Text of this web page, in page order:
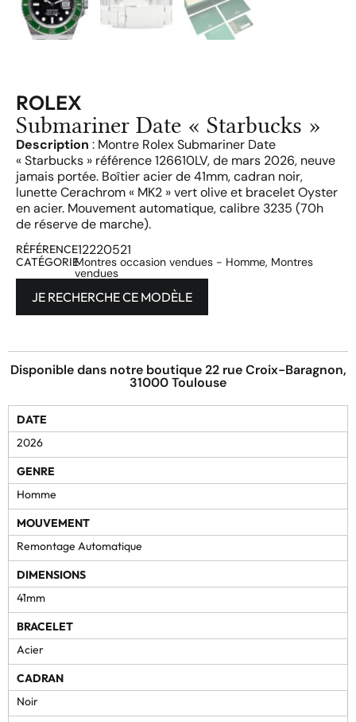
ROLEX
Submariner Date « Starbucks »
Description : Montre Rolex Submariner Date
« Starbucks » référence 126610LV, de mars 2026, neuve
jamais portée. Boîtier acier de 41mm, cadran noir,
lunette Cerachrom « MK2 » vert olive et bracelet Oyster
en acier. Mouvement automatique, calibre 3235 (70h
de réserve de marche).
RÉFÉRENCE12220521
CATÉGORIEMontres occasion vendues - Homme, Montres
vendues
JE RECHERCHE CE MODÈLE
Disponible dans notre boutique 22 rue Croix-Baragnon,
31000 Toulouse
DATE
2026
GENRE
Homme
MOUVEMENT
Remontage Automatique
DIMENSIONS
41mm
BRACELET
Acier
CADRAN
Noir